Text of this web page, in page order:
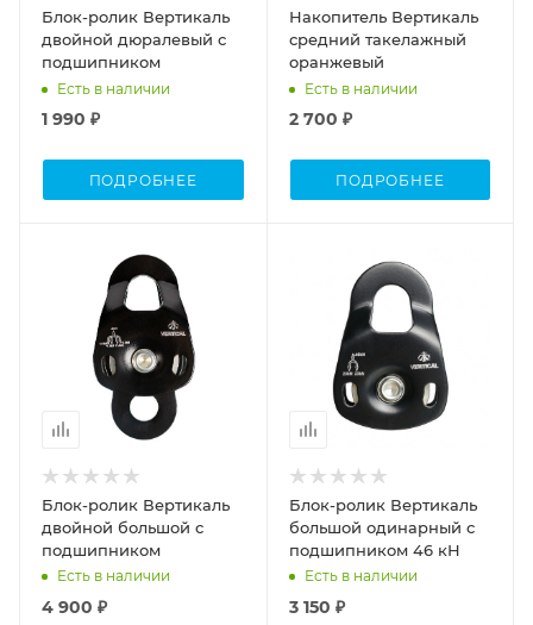
Блок-ролик Вертикаль
двойной дюралевый с
подшипником
Есть в наличии
1 990 ₽
ПОДРОБНЕЕ
Накопитель Вертикаль
средний такелажный
оранжевый
Есть в наличии
2 700 ₽
ПОДРОБНЕЕ
Блок-ролик Вертикаль
двойной большой с
подшипником
Есть в наличии
4 900 ₽
Блок-ролик Вертикаль
большой одинарный с
подшипником 46 кН
Есть в наличии
3 150 ₽